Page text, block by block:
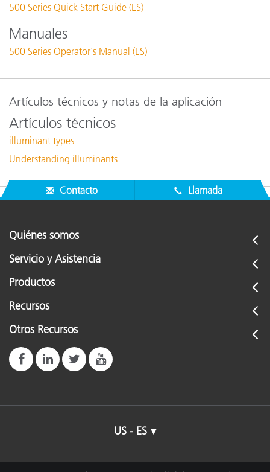
500 Series Quick Start Guide (ES)
Manuales
500 Series Operator's Manual (ES)
Artículos técnicos y notas de la aplicación
Artículos técnicos
illuminant types
Understanding illuminants
Contacto Llamada
Quiénes somos
Servicio y Asistencia
Productos
Recursos
Otros Recursos
US - ES